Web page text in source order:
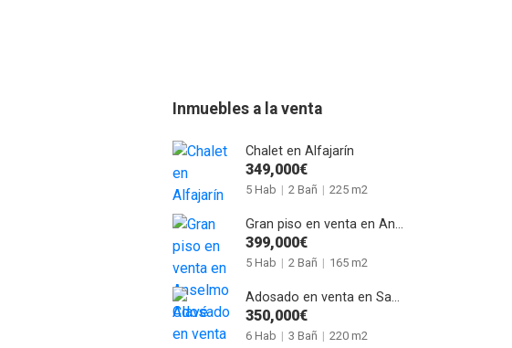
Inmuebles a la venta
Chalet en Alfajarín
349,000€
5 Hab | 2 Bañ | 225 m2
Gran piso en venta en Anselmo Clavé
399,000€
5 Hab | 2 Bañ | 165 m2
Adosado en venta en San Juan de Mozarrifar
350,000€
6 Hab | 3 Bañ | 220 m2